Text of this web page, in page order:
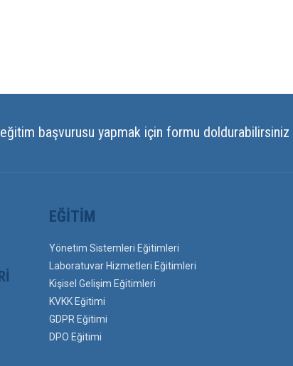
başvurusu yapmak için formu doldurabilirsiniz
EĞITIM
Yönetim Sistemleri Eğitimleri
Laboratuvar Hizmetleri Eğitimleri
Kişisel Gelişim Eğitimleri
KVKK Eğitimi
GDPR Eğitimi
DPO Eğitimi